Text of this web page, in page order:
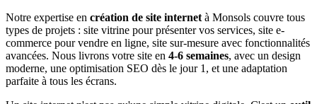
Notre expertise en création de site internet à Monsols couvre tous
types de projets : site vitrine pour présenter vos services, site e-
commerce pour vendre en ligne, site sur-mesure avec fonctionnalités
avancées. Nous livrons votre site en 4-6 semaines, avec un design
moderne, une optimisation SEO dès le jour 1, et une adaptation
parfaite à tous les écrans.